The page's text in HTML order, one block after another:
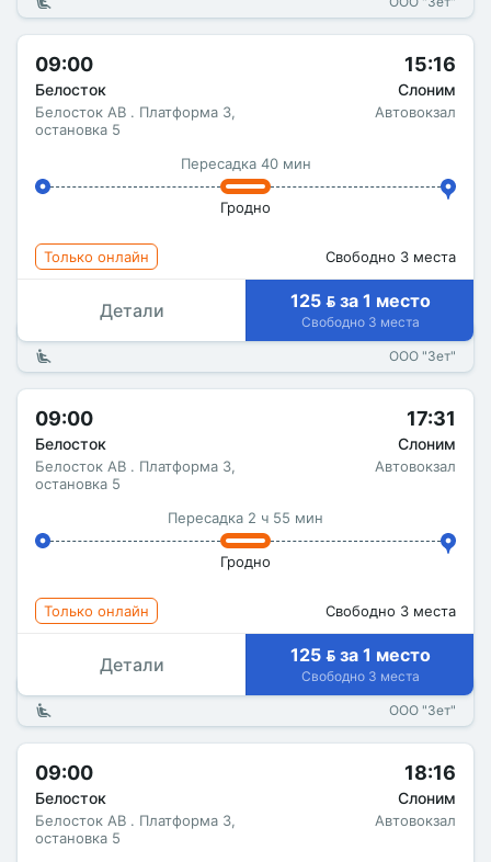
09:00
Белосток
Белосток АВ . Платформа 3,
остановка 5
15:16
Слоним
Автовокзал
Пересадка 40 мин
Гродно
Только онлайн Свободно 3 места
Детали 125  за 1 место
Свободно 3 места
ООО "Зет"
09:00
Белосток
Белосток АВ . Платформа 3,
остановка 5
17:31
Слоним
Автовокзал
Пересадка 2 ч 55 мин
Гродно
Только онлайн Свободно 3 места
Детали 125  за 1 место
Свободно 3 места
ООО "Зет"
09:00
Белосток
Белосток АВ . Платформа 3,
остановка 5
18:16
Слоним
Автовокзал